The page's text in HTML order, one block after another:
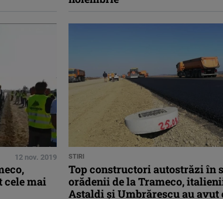
12 nov. 2019
cele mai
STIRI
Top constructori autostrăzi în
orădenii de la Trameco,
Astaldi şi Umbrărescu au avut